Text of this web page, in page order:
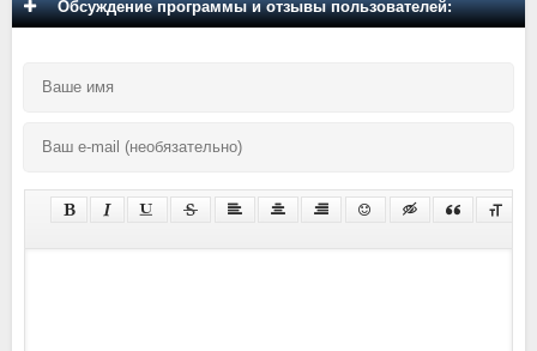
Обсуждение программы и отзывы пользователей: